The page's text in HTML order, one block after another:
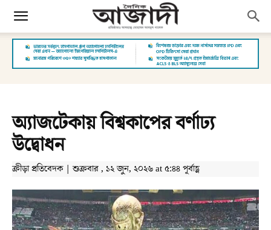
অ্যাজটেকায় বিশ্বকাপের বর্ণাঢ্য
উদ্বোধন
ক্রীড়া প্রতিবেদক | শুক্রবার , ১২ জুন, ২০২৬ at ৫:৪৪ পূর্বাহ্ণ